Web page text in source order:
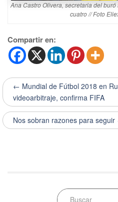
Ana Castro Olivera, secretaria del
cuatro // Foto
Compartir en:
← Mundial de Fútbol 2018 en
videoarbitraje, confirma FIFA
Nos sobran razones para